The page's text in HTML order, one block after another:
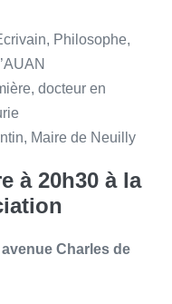
Philosophe,
docteur en
Maire de Neuilly
à 20h30 à la
avenue Charles de